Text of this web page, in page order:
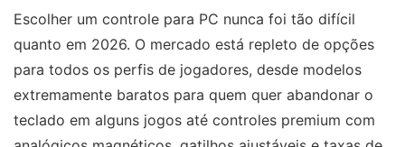
Escolher um controle para PC nunca foi tão difícil
quanto em 2026. O mercado está repleto de opções
para todos os perfis de jogadores, desde modelos
extremamente baratos para quem quer abandonar o
teclado em alguns jogos até controles premium com